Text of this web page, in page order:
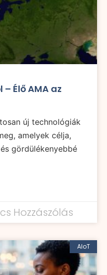
– Élő AMA az
új technológiák
amelyek célja,
gördülékenyebbé
Hozzászólás
AIoT